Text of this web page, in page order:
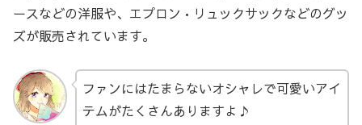
ースなどの洋服や、エプロン•リュックサックなどのグッ
ズが販売されています。
ファンにはたまらないオシャレで可愛いアイ
テムがたくさんありますよ♪